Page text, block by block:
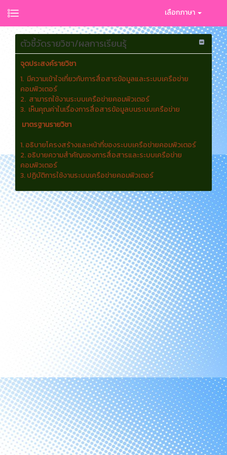
เลือกภาษา
ตัวชี้วัดรายวิชา/ผลการเรียนรุ้
จุดประสงค์รายวิชา
1. มีความเข้าใจเกี่ยวกับการสื่อสารข้อมูลและระบบเครือข่าย
คอมพิวเตอร์
2. สามารถใช้งานระบบเครือข่ายคอมพิวเตอร์
3. เห็นคุณค่าในเรื่องการสื่อสารข้อมูลบนระบบเครือข่าย
มาตรฐานรายวิชา
1. อธิบายโครงสร้างและหน้าที่ของระบบเครือข่ายคอมพิวเตอร์
2. อธิบายความสำคัญของการสื่อสารและระบบเครือข่าย
คอมพิวเตอร์
3. ปฏิบัติการใช้งานระบบเครือข่ายคอมพิวเตอร์